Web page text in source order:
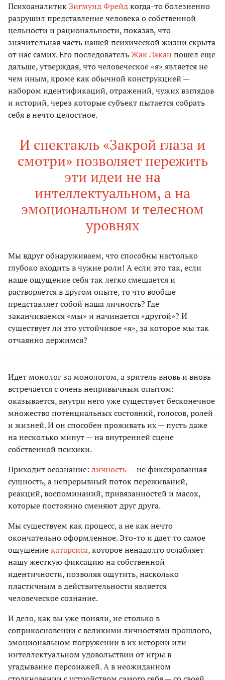
ПсихоаналитикЗигмунд Фрейдкогда-то болезненно
разрушил представление человека о собственной
цельности и рациональности, показав, что
значительная часть нашей психической жизни скрыта
от нас самих. Его последовательЖак Лакан пошел еще
дальше, утверждая, что человеческое «я» является не
чем иным, кроме как обычной конструкцией —
набором идентификаций, отражений, чужих взглядов
и историй, через которые субъект пытается собрать
себя в нечто целостное.
И спектакль «Закрой глаза и
смотри» позволяет пережить
эти идеи не на
интеллектуальном, а на
эмоциональном и телесном
уровнях
Мы вдруг обнаруживаем, что способны настолько
глубоко входить в чужие роли! А если это так, если
наше ощущение себя так легко смещается и
растворяется в другом опыте, то что вообще
представляет собой наша личность? Где
заканчиваемся «мы» и начинается «другой»? И
существует ли это устойчивое «я», за которое мы так
отчаянно держимся?
Идет монолог за монологом, а зритель вновь и вновь
встречается с очень непривычным опытом:
оказывается, внутри него уже существует бесконечное
множество потенциальных состояний, голосов, ролей
и жизней. И он способен проживать их — пусть даже
на несколько минут — на внутренней сцене
собственной психики.
Приходит осознание: личность— не фиксированная
сущность, а непрерывный поток переживаний,
реакций, воспоминаний, привязанностей и масок,
которые постоянно сменяют друг друга.
Мы существуем как процесс, а не как нечто
окончательно оформленное. Это-то и дает то самое
ощущениекатарсиса, которое ненадолго ослабляет
нашу жесткую фиксацию на собственной
идентичности, позволяя ощутить, насколько
пластичным в действительности является
человеческое сознание.
И дело, как вы уже поняли, не столько в
соприкосновении с великими личностями прошлого,
эмоциональном погружении в их истории или
интеллектуальном удовольствии от игры в
угадывание персонажей. А в неожиданном